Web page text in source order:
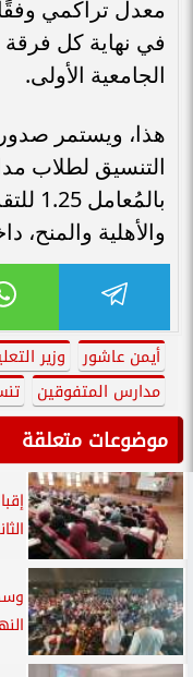
معدل تراكمي
في نهاية كل فرقة
الجامعية الأولى.
هذا، ويستمر
والأهلية
أيمن عاشور وزير
مدارس المتفوقين
موضوعات متعلقة